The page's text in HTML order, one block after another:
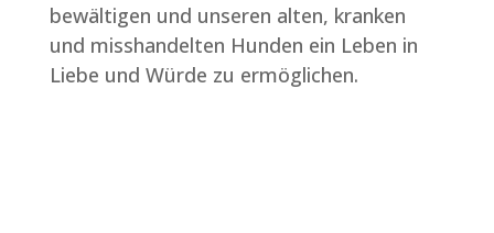
bewältigen und unseren alten, kranken
und misshandelten Hunden ein Leben in
Liebe und Würde zu ermöglichen.